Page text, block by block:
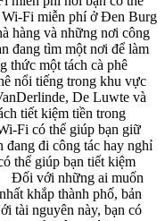
Fi miễn phí ở Đen Burg
hàng và những nơi công
đang tìm một nơi để làm
thức một tách cà phê
nổi tiếng trong khu vực
De Luwte và
tiết kiệm tiền trong
Fi có thể giúp bạn giữ
đang đi công tác hay nghỉ
thể giúp bạn tiết kiệm
Đối với những ai muốn
khắp thành phố, bản
tài nguyên này, bạn có